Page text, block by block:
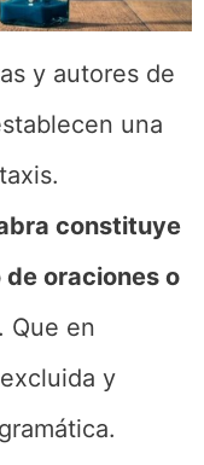
y autores de
una
constituye
oraciones o
. Que en
y